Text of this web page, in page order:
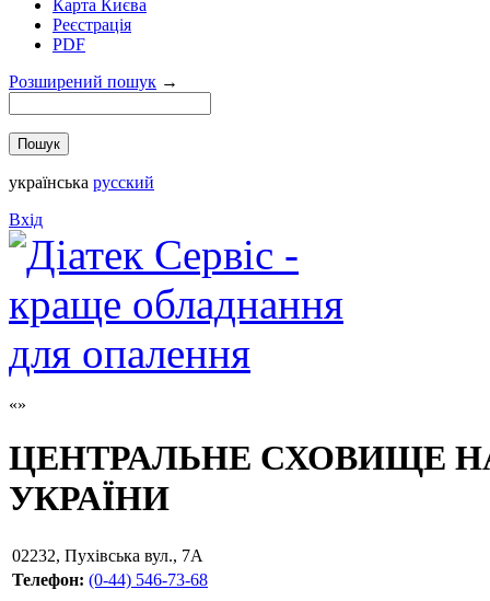
Карта Києва
Реєстрація
PDF
Розширений пошук →
українська русский
Вхід
ЦЕНТРАЛЬНЕ СХОВИЩЕ
УКРАЇНИ
02232, Пухівська вул., 7А
Телефон: (0-44) 546-73-68